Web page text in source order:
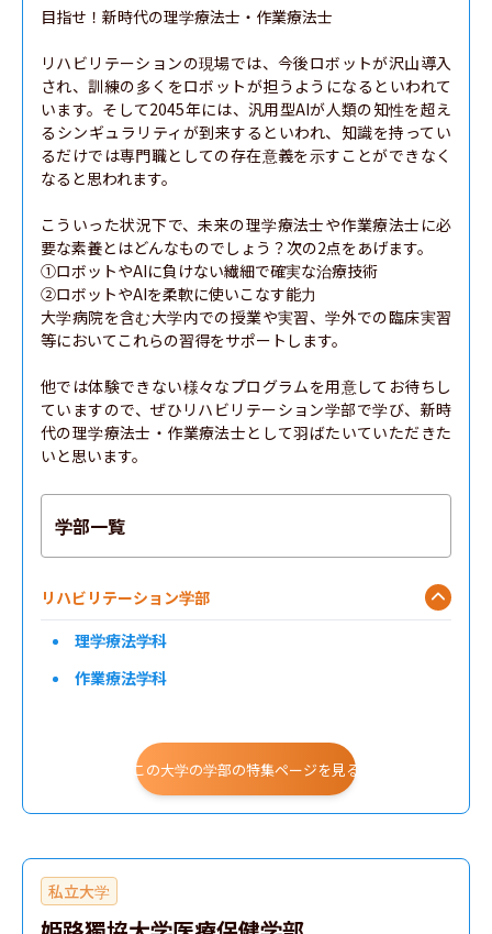
目指せ！新時代の理学療法士・作業療法士
リハビリテーションの現場では、今後ロボットが沢山導入
され、訓練の多くをロボットが担うようになるといわれて
います。そして2045年には、汎用型AIが人類の知性を超え
るシンギュラリティが到来するといわれ、知識を持ってい
るだけでは専門職としての存在意義を示すことができなく
なると思われます。
こういった状況下で、未来の理学療法士や作業療法士に必
要な素養とはどんなものでしょう？次の2点をあげます。
①ロボットやAIに負けない繊細で確実な治療技術
②ロボットやAIを柔軟に使いこなす能力
大学病院を含む大学内での授業や実習、学外での臨床実習
等においてこれらの習得をサポートします。
他では体験できない様々なプログラムを用意してお待ちし
ていますので、ぜひリハビリテーション学部で学び、新時
代の理学療法士・作業療法士として羽ばたいていただきた
いと思います。
学部一覧
リハビリテーション学部
理学療法学科
作業療法学科
この大学の学部の特集ページを見る
私立大学